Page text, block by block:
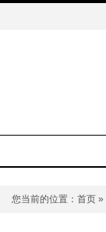
您当前的位置： 首页 »